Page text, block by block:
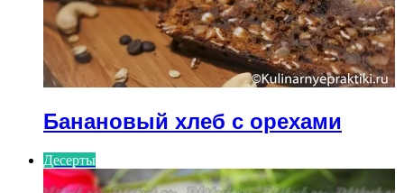
Банановый хлеб с орехами
Десерты